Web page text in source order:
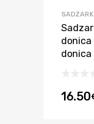
donica
16.50